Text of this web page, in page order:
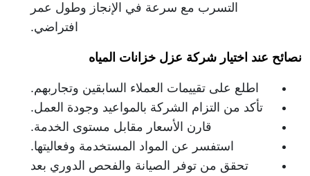
التسرب مع سرعة في الإنجاز وطول عمر
افتراضي.
نصائح عند اختيار شركة عزل خزانات المياه
اطلع على تقييمات العملاء السابقين وتجاربهم.
تأكد من التزام الشركة بالمواعيد وجودة العمل.
قارن الأسعار مقابل مستوى الخدمة.
استفسر عن المواد المستخدمة وفعاليتها.
تحقق من توفر الصيانة والفحص الدوري بعد